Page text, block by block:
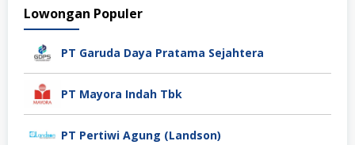
Lowongan Populer
PT Garuda Daya Pratama Sejahtera
PT Mayora Indah Tbk
PT Pertiwi Agung (Landson)